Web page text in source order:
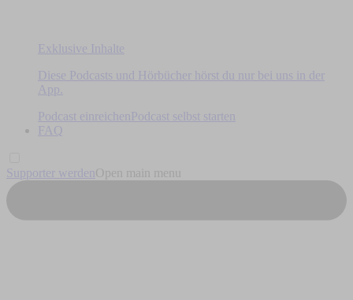
Exklusive Inhalte
Diese Podcasts und Hörbücher hörst du nur bei uns in der
App.
Podcast einreichen
Podcast selbst starten
FAQ
Supporter werden Open main menu